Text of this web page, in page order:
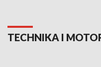
TECHNIKA I